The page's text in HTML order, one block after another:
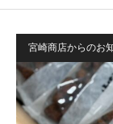
宮崎商店からのお